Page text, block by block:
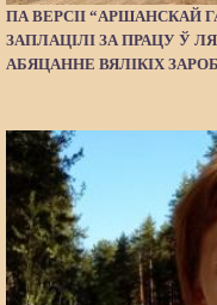
ПА ВЕРСІІ “АРШАНСКАЙ
ЗАПЛАЦІЛІ ЗА ПРАЦУ Ў
АБЯЦАННЕ ВЯЛІКІХ